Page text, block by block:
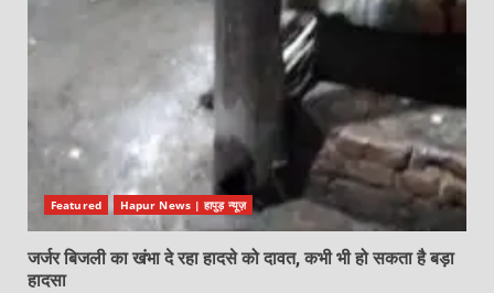
Featured Hapur News | हापुड़ न्यूज़
जर्जर बिजली का खंभा दे रहा हादसे को दावत, कभी भी हो सकता है बड़ा
हादसा